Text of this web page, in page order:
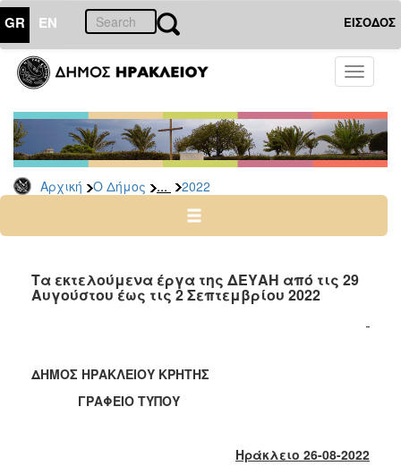
GR EN ΕΙΣΟΔΟΣ
Toggle
Αρχική Ο Δήμος ... 2022
ΔΗΜΟΣ
Δελτία
Τύπου
Αρχείο
2026
2024
2022
2019
2018
Τα εκτελούμενα έργα της ΔΕΥΑΗ από τις 29
Αυγούστου έως τις 2 Σεπτεμβρίου 2022
ΔΗΜΟΣ ΗΡΑΚΛΕΙΟΥ ΚΡΗΤΗΣ
ΓΡΑΦΕΙΟ ΤΥΠΟΥ
Ηράκλειο 26-08-2022